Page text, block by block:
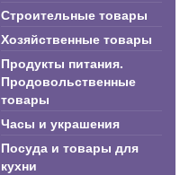
Строительные товары
Хозяйственные товары
Продукты питания.
Продовольственные
товары
Часы и украшения
Посуда и товары для
кухни